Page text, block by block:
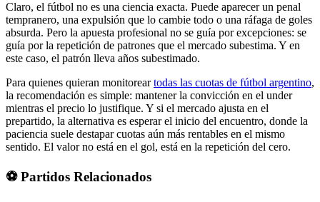
Claro, el fútbol no es una ciencia exacta. Puede aparecer un penal
tempranero, una expulsión que lo cambie todo o una ráfaga de goles
absurda. Pero la apuesta profesional no se guía por excepciones: se
guía por la repetición de patrones que el mercado subestima. Y en
este caso, el patrón lleva años subestimado.
Para quienes quieran monitoreartodas las cuotas de fútbol argentino,
la recomendación es simple: mantener la convicción en el under
mientras el precio lo justifique. Y si el mercado ajusta en el
prepartido, la alternativa es esperar el inicio del encuentro, donde la
paciencia suele destapar cuotas aún más rentables en el mismo
sentido. El valor no está en el gol, está en la repetición del cero.
⚽ Partidos Relacionados